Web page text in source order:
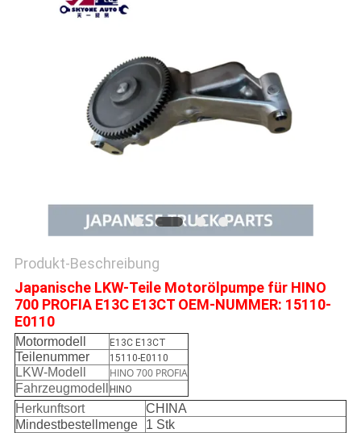
PRIVACY
Produkt-Beschreibung
Japanische LKW-Teile Motorölpumpe für HINO
700 PROFIA E13C E13CT OEM-NUMMER: 15110-
E0110
Motormodell E13C E13CT
Teilenummer 15110-E0110
LKW-Modell
HINO 700 PROFIA
Fahrzeugmodell
HINO
Herkunftsort
CHINA
Mindestbestellmenge
1 Stk